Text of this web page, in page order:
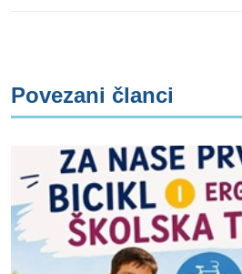
Povezani članci